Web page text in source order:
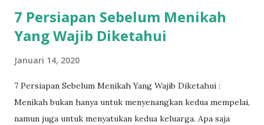
7 Persiapan Sebelum Menikah
Yang Wajib Diketahui
Januari 14, 2020
7 Persiapan Sebelum Menikah Yang Wajib Diketahui :
Menikah bukan hanya untuk menyenangkan kedua mempelai,
namun juga untuk menyatukan kedua keluarga. Apa saja